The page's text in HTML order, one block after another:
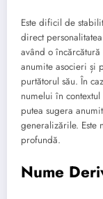
Este dificil de
direct
având o
anumite asocieri și
purtătorul său. În
numelui în
putea sugera
generalizările. Este
profundă.
Nume